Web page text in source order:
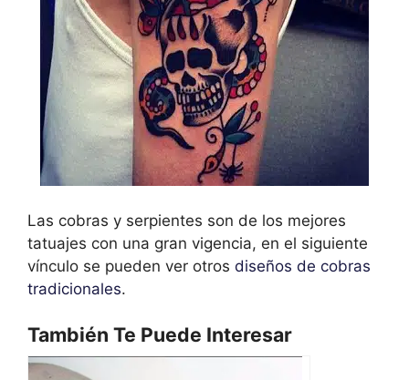
Las cobras y serpientes son de los mejores
tatuajes con una gran vigencia, en el siguiente
vínculo se pueden ver otros diseños de cobras
tradicionales.
También Te Puede Interesar